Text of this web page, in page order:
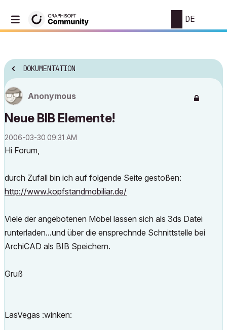
DE
DOKUMENTATION
Anonymous
Neue BIB Elemente!
‎2006-03-30 09:31 AM
Hi Forum,
durch Zufall bin ich auf folgende Seite gestoßen:
http://www.kopfstandmobiliar.de/
Viele der angebotenen Möbel lassen sich als 3ds Datei
runterladen...und über die ensprechnde Schnittstelle bei
ArchiCAD als BIB Speichern.
Gruß
LasVegas :winken: